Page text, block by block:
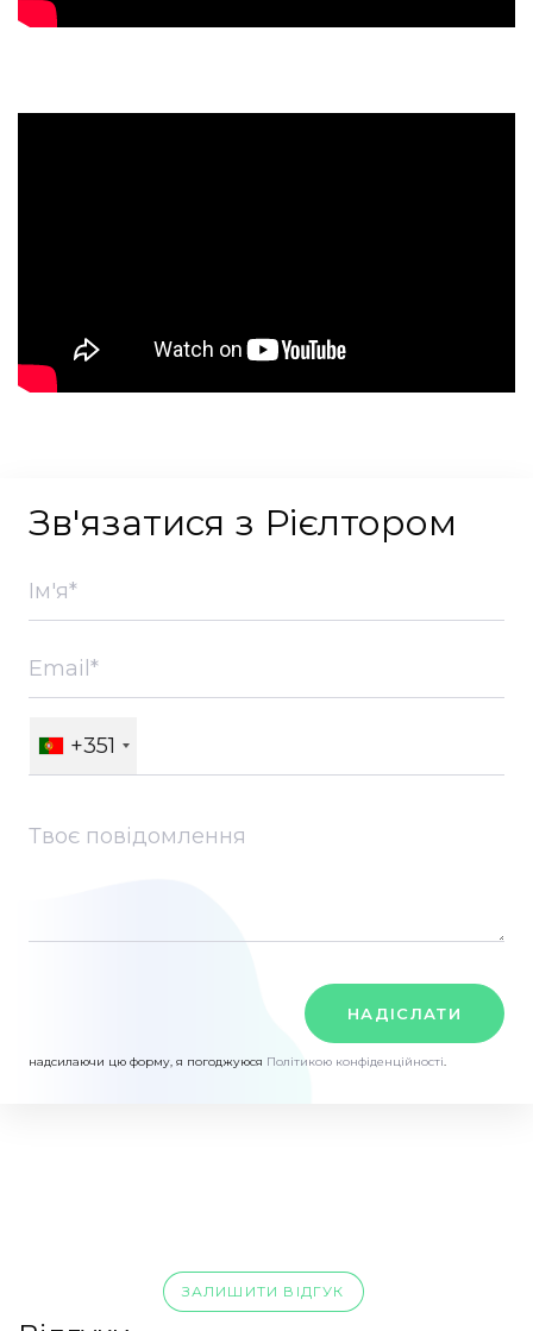
Зв'язатися з Рієлтором
+351
НАДІСЛАТИ
надсилаючи цю форму, я погоджуюся Політикою конфіденційності.
ЗАЛИШИТИ ВІДГУК